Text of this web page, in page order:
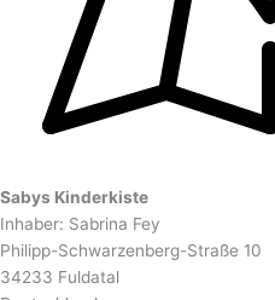
Sabys Kinderkiste
Inhaber: Sabrina Fey
Philipp-Schwarzenberg-Straße 10
34233 Fuldatal